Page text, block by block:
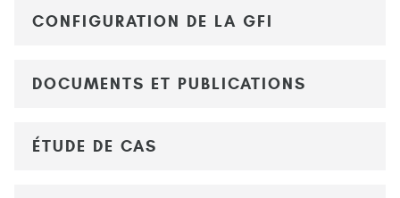
CONFIGURATION DE LA GFI
DOCUMENTS ET PUBLICATIONS
ÉTUDE DE CAS